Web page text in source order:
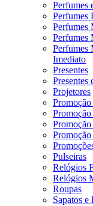
Perfumes
Perfumes
Perfumes
Perfumes
Perfumes
Imediato
Presentes
Presentes
Projetores
Pulseiras
Relógios
Relógios
Roupas
Sapatos